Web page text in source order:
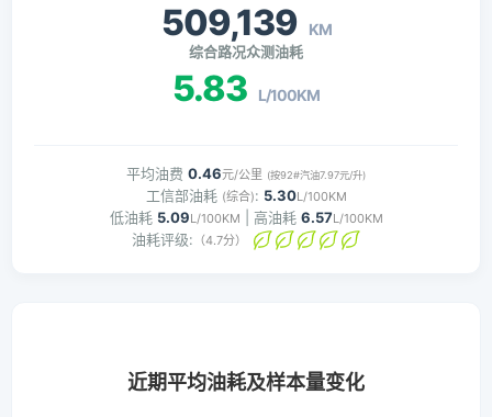
509,139 KM
综合路况众测油耗
5.83 L/100KM
平均油费 0.46元/公里 (按92#汽油7.97元/升)
工信部油耗 (综合): 5.30L/100KM
低油耗 5.09L/100KM | 高油耗 6.57L/100KM
油耗评级: （4.7分）